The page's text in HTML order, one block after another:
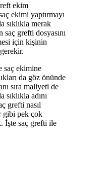
ekim
ekimi yaptırmayı
sıklıkla merak
grefti dosyasını
için kişinin
saç ekimine
da göz önünde
sıra maliyeti de
adını
grefti nasıl
gibi pek çok
İşte saç grefti ile